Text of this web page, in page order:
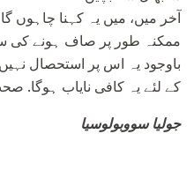
آخر میں، میں یہ کہنا چاہوں
ممکنہ طور پر صاف ہونے
باوجود یہ اس پر استحصال
کے لئے یہ کافی نایاب ہوگا.
جولیا سووبولوسیا